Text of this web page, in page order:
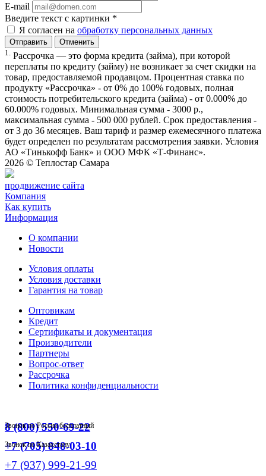
E-mail
Введите текст с картинки *
Я согласен на обработку персональных данных
Отменить
1.
Рассрочка — это форма кредита (займа), при которой
переплаты по кредиту (займу) не возникает за счет скидки на
товар, предоставляемой продавцом. Процентная ставка по
продукту «Рассрочка» - от 0% до 100% годовых, полная
стоимость потребительского кредита (займа) - от 0.000% до
60.000% годовых. Минимальная сумма - 3000 р.,
максимальная сумма - 500 000 рублей. Срок предоставления -
от 3 до 36 месяцев. Ваш тариф и размер ежемесячного платежа
будет определен по результатам рассмотрения заявки. Условия
АО «Тинькофф Банк» и ООО МФК «Т-Финанс».
2026 © Теплостар Самара
продвижение сайта
Компания
Как купить
Информация
О компании
Новости
Условия оплаты
Условия доставки
Гарантия на товар
Оптовикам
Кредит
Сертификаты и документация
Производители
Партнеры
Вопрос-ответ
Рассрочка
Политика конфиденциальности
8 (800) 550-69-22
Звонок по России бесплатный
+7 (705) 848-03-10
Звонок по Казахстану
+7 (937) 999-21-99